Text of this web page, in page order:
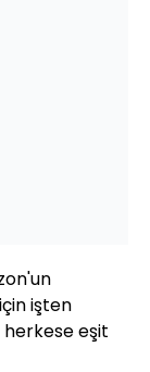
işten
herkese eşit